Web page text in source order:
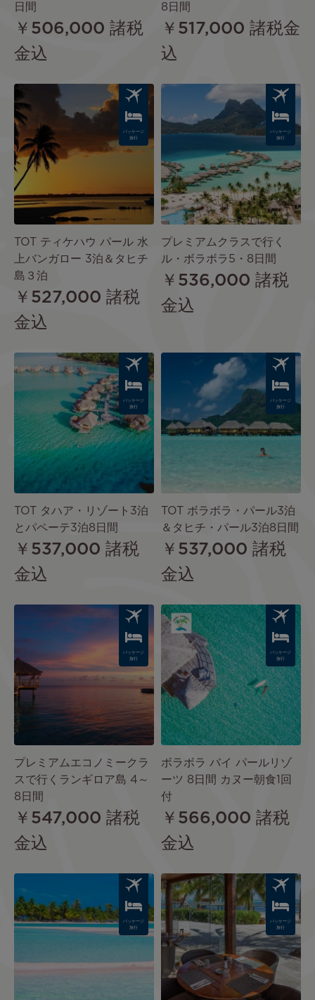
日間
￥506,000 諸税
金込
8日間
￥517,000 諸税金
込
パッケージ
旅行
TOT ティケハウ パール 水
上バンガロー 3泊＆タヒチ
島３泊
￥527,000 諸税
金込
パッケージ
旅行
プレミアムクラスで行く
ル・ボラボラ5・8日間
￥536,000 諸税
金込
パッケージ
旅行
TOT タハア・リゾート3泊
とパペーテ3泊8日間
￥537,000 諸税
金込
パッケージ
旅行
TOT ボラボラ・パール3泊
＆タヒチ・パール3泊8日間
￥537,000 諸税
金込
パッケージ
旅行
プレミアムエコノミークラ
スで行くランギロア島 4～
8日間
￥547,000 諸税
金込
Image
パッケージ
旅行
ボラボラ バイ パールリゾ
ーツ 8日間 カヌー朝食1回
付
￥566,000 諸税
金込
パッケージ
旅行
Image
パッケージ
旅行